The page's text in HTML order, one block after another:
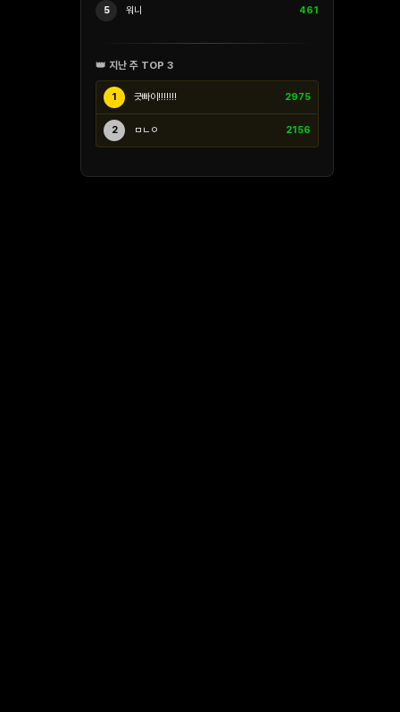
5 워니 461
👑 지난 주 TOP 3
1 긋빠이!!!!!!! 2975
2 ㅁㄴㅇ 2156